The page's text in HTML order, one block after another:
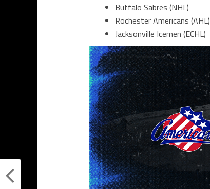
Buffalo Sabres (NHL)
Rochester Americans (AHL)
Jacksonville Icemen (ECHL)